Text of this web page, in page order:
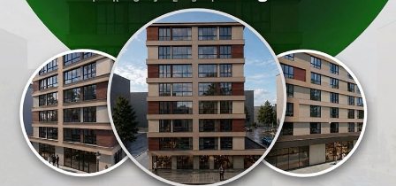
Ticaret Bakanlığı'nın verilerine ek olarak,
Rekabet Kurumu'nun da 2025'in ilk 7 ayında
168 firmaya 5,8 milyar TL idari para cezası
uyguladığı belirtildi. Ceza uygulanan
sektörler arasında gıda endüstrisi, sigorta,
finans, inşaat ve kimyasal ürünler öne çıktı.